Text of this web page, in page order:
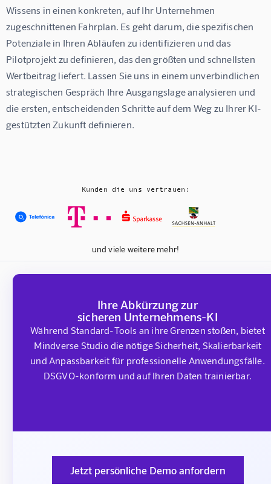
Wissens in einen konkreten, auf Ihr Unternehmen
zugeschnittenen Fahrplan. Es geht darum, die spezifischen
Potenziale in Ihren Abläufen zu identifizieren und das
Pilotprojekt zu definieren, das den größten und schnellsten
Wertbeitrag liefert. Lassen Sie uns in einem unverbindlichen
strategischen Gespräch Ihre Ausgangslage analysieren und
die ersten, entscheidenden Schritte auf dem Weg zu Ihrer KI-
gestützten Zukunft definieren.
Kunden die uns vertrauen:
und viele weitere mehr!
Ihre Abkürzung zur
sicheren Unternehmens-KI
Während Standard-Tools an ihre Grenzen stoßen, bietet
Mindverse Studio die nötige Sicherheit, Skalierbarkeit
und Anpassbarkeit für professionelle Anwendungsfälle.
DSGVO-konform und auf Ihren Daten trainierbar.
Jetzt persönliche Demo anfordern